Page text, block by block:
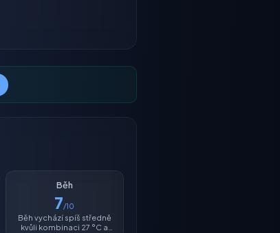
Běh
7/10
Běh vychází spíš středně
kvůli kombinaci 27 °C a